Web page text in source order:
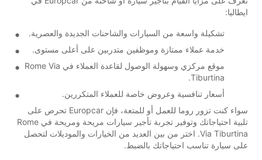
ايطاليا:
تشكيلة واسعة من السيارات والشاحنات الجديدة والعصرية.
خدمة عملاء ممتازة وموظفين متدربين على أعلى مستوى.
موقع مركزي وسهولة الوصول لقاعدة العملاء في Rome Via
Tiburtina.
أسعار تنافسية وعروض خاصة للعملاء المتكررين.
سواء كنت تزور روما للعمل أو للمتعة، فإن Europcar تحرص على
تلبية احتياجاتك وتوفير تجربة تأجير سيارات مريحة ومريحة في Rome
Via Tiburtina. اختر من بين العديد من الخيارات والموديلات لتحصل
على سيارة تناسب احتياجاتك بالضبط.